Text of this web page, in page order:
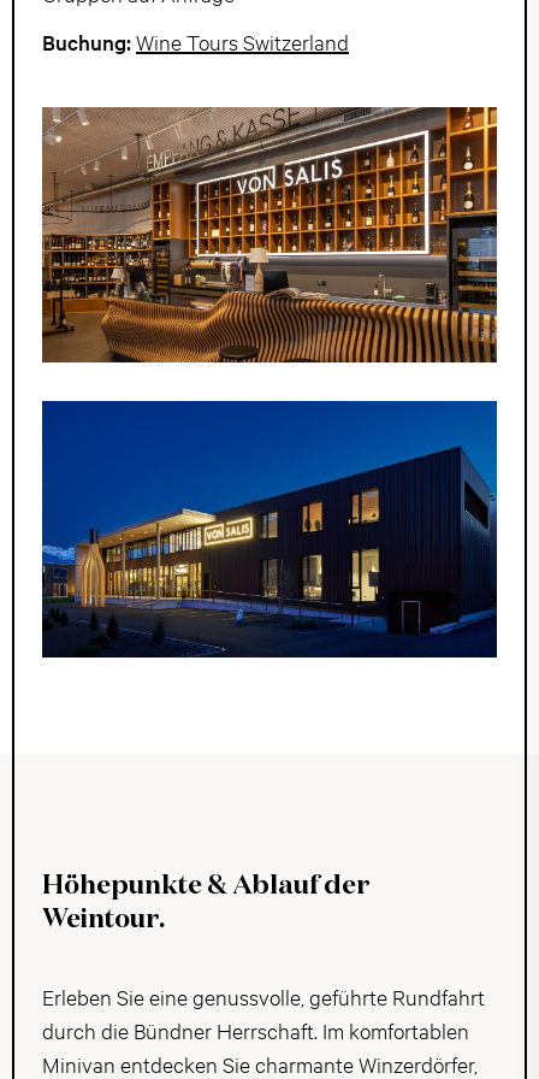
Buchung:Wine Tours Switzerland
Höhepunkte & Ablauf der
Weintour.
Erleben Sie eine genussvolle, geführte Rundfahrt
durch die Bündner Herrschaft. Im komfortablen
Minivan entdecken Sie charmante Winzerdörfer,